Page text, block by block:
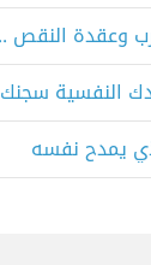
النفسية سجنك
يمدح نفسه